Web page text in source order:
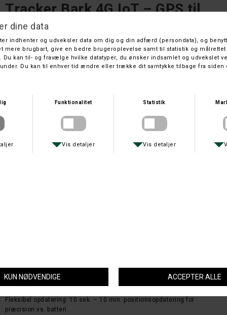
Tracker Bark 4G IoT – GPS til
jagthunde med bjæffe-indikator,
standalarm og NB-IoT
Tracker Bark 4G IoT er en kompakt GPS-enhed til jagthunde, der
kombinerer 4G/LTE + NB-IoT dækning med præcis positionering og
alarm og geofence får du overblik og sikkerhed i terrænet – uanset om
du driver jagt i skov, mose eller åbent land. Den er designet til
krævende jagtforhold, vand- og støvtæt og testet til at klare 1 meter
10 minutter, så du kan balancere batteritid og sporingspræcision efter
Robust og vandtæt: Testet til 1 m i 30 min – bygget til skov, regn og
Fleksibel opdatering: 10 sek. – 10 min. positionsopdatering for
præcision vs. batteri.